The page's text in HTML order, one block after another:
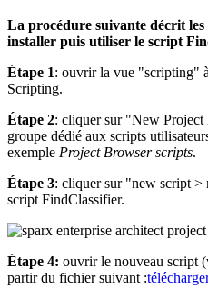
La procédure suivante décrit les
installer puis utiliser le script
Étape 1: ouvrir la vue "scripting"
Scripting.
Étape 2: cliquer sur "New
groupe dédié aux scripts
exemple Project Browser scripts.
Étape 3: cliquer sur "new script
script FindClassifier.
Étape 4: ouvrir le nouveau script
partir du fichier suivant :